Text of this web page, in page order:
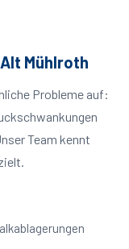
Mühlroth
Probleme auf:
Team kennt